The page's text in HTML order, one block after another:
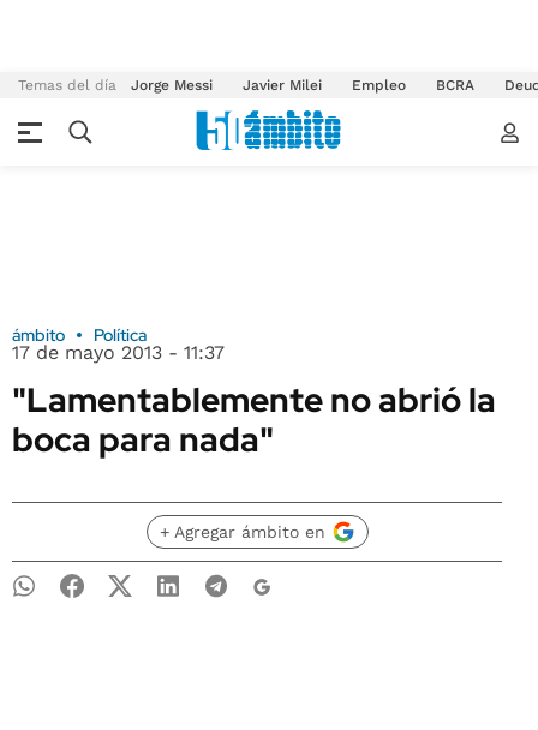
Temas del día Jorge Messi Javier Milei Empleo BCRA
ámbito Política
17 de mayo 2013 - 11:37
"Lamentablemente no abrió la
boca para nada"
+ Agregar ámbito en